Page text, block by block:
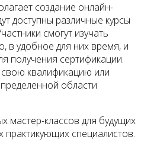
создание онлайн-
доступны различные курсы
смогут изучать
в удобное для них время, и
получения сертификации.
квалификацию или
области
мастер-классов для будущих
специалистов.